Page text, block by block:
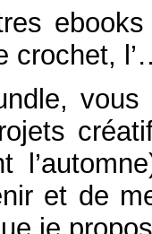
crochet,
et de